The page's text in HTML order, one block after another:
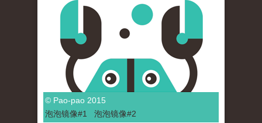
© Pao-pao 2015
泡泡镜像#1 泡泡镜像#2